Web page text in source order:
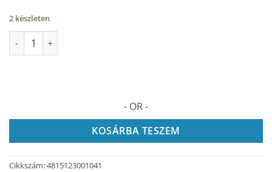
2 készleten
Fa házikó babáknak, 131 darab mennyiség
- OR -
KOSÁRBA TESZEM
Cikkszám:4815123001041